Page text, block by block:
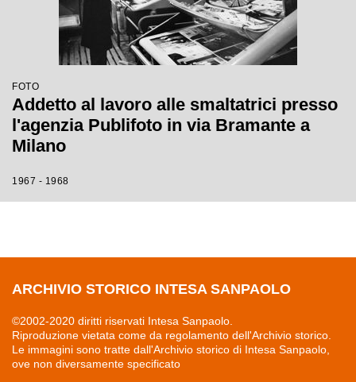
FOTO
Addetto al lavoro alle smaltatrici presso
l'agenzia Publifoto in via Bramante a
Milano
1967 - 1968
ARCHIVIO STORICO INTESA SANPAOLO
©2002-2020 diritti riservati Intesa Sanpaolo.
Riproduzione vietata come da regolamento dell'Archivio storico.
Le immagini sono tratte dall'Archivio storico di Intesa Sanpaolo,
ove non diversamente specificato